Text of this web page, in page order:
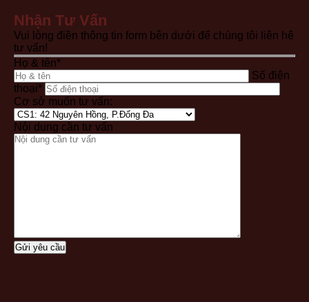
Nhận Tư Vấn
Vui lòng điền thông tin form bên dưới để chúng tôi liên hệ
tư vấn!
Họ & tên*
Số điện
thoại*
Cơ sở muốn tư vấn:
Nội dung cần tư vấn